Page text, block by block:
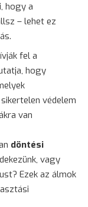
hogy a
– lehet ez
fel a
hogy
védelem
van
döntési
vagy
Ezek az álmok